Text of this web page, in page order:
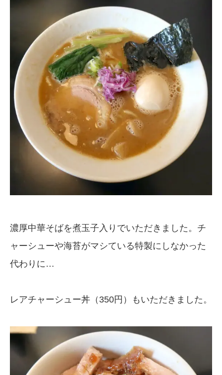
濃厚中華そばを煮玉子入りでいただきました。チ
ャーシューや海苔がマシている特製にしなかった
代わりに…
レアチャーシュー丼（350円）もいただきました。